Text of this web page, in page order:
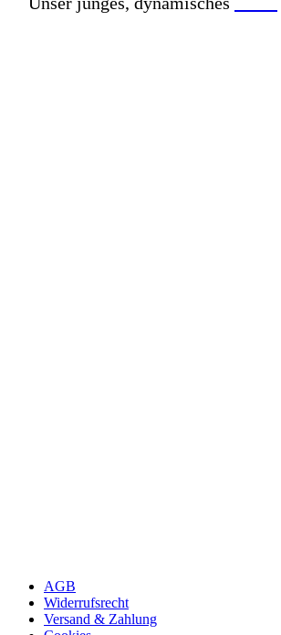
AGB
Widerrufsrecht
Versand & Zahlung